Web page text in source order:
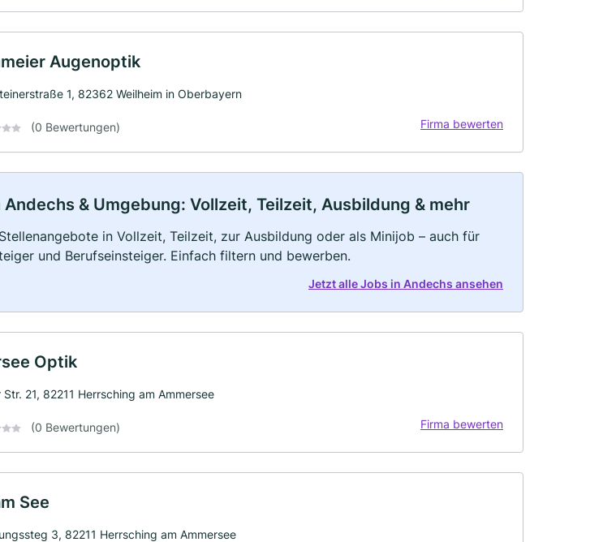
Augenoptik
1, 82362 Weilheim in Oberbayern
(0 Bewertungen) Firma bewerten
Andechs & Umgebung: Vollzeit, Teilzeit, Ausbildung & mehr
in Vollzeit, Teilzeit, zur Ausbildung oder als Minijob – auch für
und Berufseinsteiger. Einfach filtern und bewerben.
Jetzt alle Jobs in Andechs ansehen
Optik
21, 82211 Herrsching am Ammersee
(0 Bewertungen) Firma bewerten
See
3, 82211 Herrsching am Ammersee